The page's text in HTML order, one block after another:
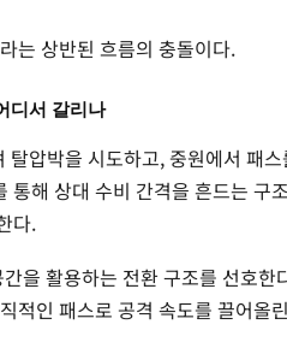
는 상반된 흐름의 충돌이다.
디서 갈리나
압박을 시도하고, 중원에서 패
해 상대 수비 간격을 흔드는 구
다.
을 활용하는 전환 구조를 선호한
적인 패스로 공격 속도를 끌어올